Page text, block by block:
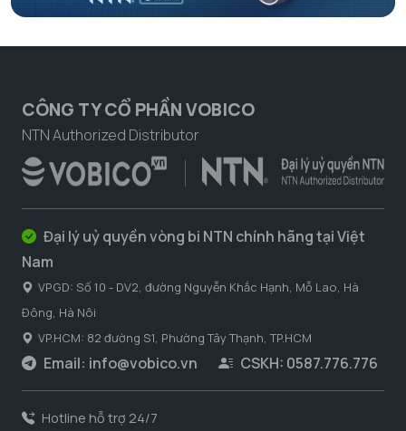
CÔNG TY CỔ PHẦN VOBICO
NTN Authorized Distributor
Đại lý uỷ quyền vòng bi NTN chính hãng tại Việt
Nam
VPGD: Số 10 - DV2, đường Nguyễn Khắc Hạnh, Mỗ Lao, Hà
Đông, Hà Nôi
VP.HCM: 82 đường S1, Phường Tây Thạnh, TP.HCM
Email: info@vobico.vn CSKH: 0587.776.776
Hotline hỗ trợ 24/7